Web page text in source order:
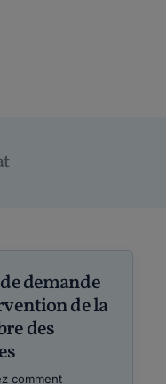
demande
de la
des
comment